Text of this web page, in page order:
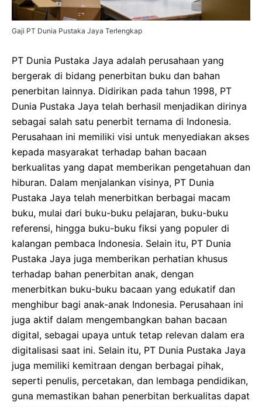
Gaji PT Dunia Pustaka Jaya Terlengkap
PT Dunia Pustaka Jaya adalah perusahaan yang
bergerak di bidang penerbitan buku dan bahan
penerbitan lainnya. Didirikan pada tahun 1998, PT
Dunia Pustaka Jaya telah berhasil menjadikan dirinya
sebagai salah satu penerbit ternama di Indonesia.
Perusahaan ini memiliki visi untuk menyediakan akses
kepada masyarakat terhadap bahan bacaan
berkualitas yang dapat memberikan pengetahuan dan
hiburan. Dalam menjalankan visinya, PT Dunia
Pustaka Jaya telah menerbitkan berbagai macam
buku, mulai dari buku-buku pelajaran, buku-buku
referensi, hingga buku-buku fiksi yang populer di
kalangan pembaca Indonesia. Selain itu, PT Dunia
Pustaka Jaya juga memberikan perhatian khusus
terhadap bahan penerbitan anak, dengan
menerbitkan buku-buku bacaan yang edukatif dan
menghibur bagi anak-anak Indonesia. Perusahaan ini
juga aktif dalam mengembangkan bahan bacaan
digital, sebagai upaya untuk tetap relevan dalam era
digitalisasi saat ini. Selain itu, PT Dunia Pustaka Jaya
juga memiliki kemitraan dengan berbagai pihak,
seperti penulis, percetakan, dan lembaga pendidikan,
guna memastikan bahan penerbitan berkualitas dapat